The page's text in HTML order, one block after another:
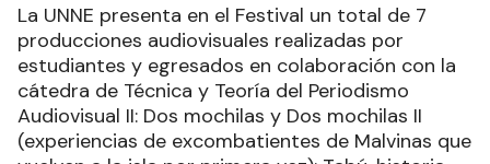
La UNNE presenta en el Festival un total de 7
producciones audiovisuales realizadas por
estudiantes y egresados en colaboración con la
cátedra de Técnica y Teoría del Periodismo
Audiovisual II: Dos mochilas y Dos mochilas II
(experiencias de excombatientes de Malvinas que